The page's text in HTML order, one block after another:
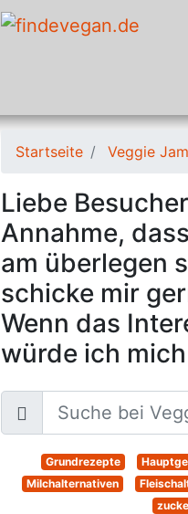
Startseite Veggie Jam
Liebe
Annahme,
am überlegen
schicke mir
Wenn das
würde ich
Grundrezepte
Milchalternativen